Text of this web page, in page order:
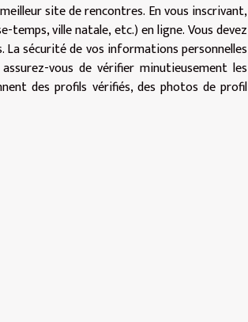
site de rencontres. En vous inscrivant,
ville natale, etc.) en ligne. Vous devez
sécurité de vos informations personnelles
vous de vérifier minutieusement les
des profils vérifiés, des photos de profil